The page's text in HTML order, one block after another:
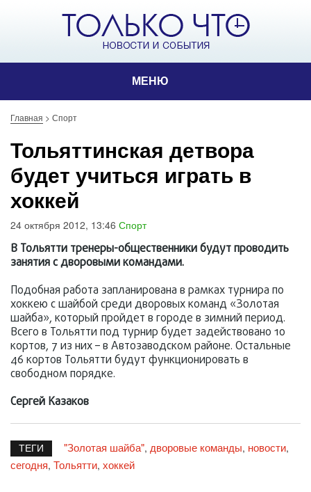
МЕНЮ
Главная > Спорт
Тольяттинская детвора
будет учиться играть в
хоккей
24 октября 2012, 13:46 Спорт
В Тольятти тренеры-общественники будут проводить
занятия с дворовыми командами.
Подобная работа запланирована в рамках турнира по
хоккею с шайбой среди дворовых команд «Золотая
шайба», который пройдет в городе в зимний период.
Всего в Тольятти под турнир будет задействовано 10
кортов, 7 из них – в Автозаводском районе. Остальные
46 кортов Тольятти будут функционировать в
свободном порядке.
Сергей Казаков
ТЕГИ "Золотая шайба", дворовые команды, новости,
сегодня, Тольятти, хоккей